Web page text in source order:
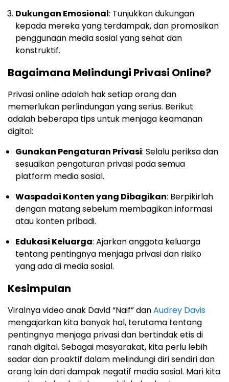
Dukungan Emosional: Tunjukkan dukungan
kepada mereka yang terdampak, dan promosikan
penggunaan media sosial yang sehat dan
konstruktif.
Bagaimana Melindungi Privasi Online?
Privasi online adalah hak setiap orang dan
memerlukan perlindungan yang serius. Berikut
adalah beberapa tips untuk menjaga keamanan
digital:
Gunakan Pengaturan Privasi: Selalu periksa dan
sesuaikan pengaturan privasi pada semua
platform media sosial.
Waspadai Konten yang Dibagikan: Berpikirlah
dengan matang sebelum membagikan informasi
atau konten pribadi.
Edukasi Keluarga: Ajarkan anggota keluarga
tentang pentingnya menjaga privasi dan risiko
yang ada di media sosial.
Kesimpulan
Viralnya video anak David “Naif” danAudrey Davis
mengajarkan kita banyak hal, terutama tentang
pentingnya menjaga privasi dan bertindak etis di
ranah digital. Sebagai masyarakat, kita perlu lebih
sadar dan proaktif dalam melindungi diri sendiri dan
orang lain dari dampak negatif media sosial. Mari kita